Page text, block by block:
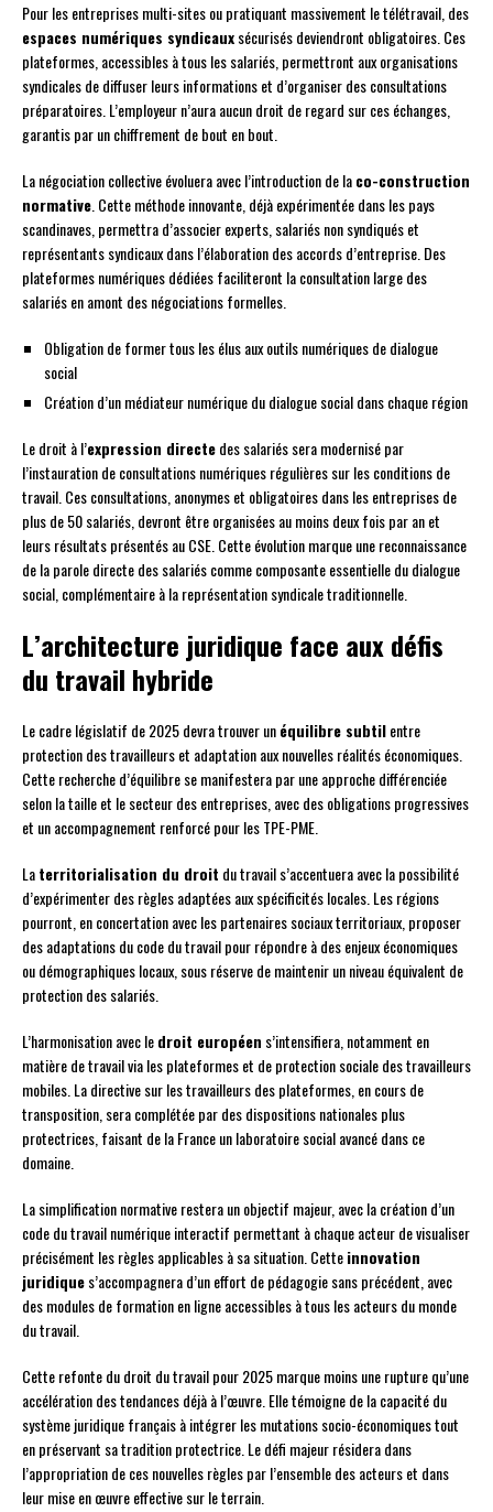
Pour les entreprises multi-sites ou pratiquant massivement le télétravail, des
espaces numériques syndicauxsécurisés deviendront obligatoires. Ces
plateformes, accessibles à tous les salariés, permettront aux organisations
syndicales de diffuser leurs informations et d’organiser des consultations
préparatoires. L’employeur n’aura aucun droit de regard sur ces échanges,
garantis par un chiffrement de bout en bout.
La négociation collective évoluera avec l’introduction de laco-construction
normative. Cette méthode innovante, déjà expérimentée dans les pays
scandinaves, permettra d’associer experts, salariés non syndiqués et
représentants syndicaux dans l’élaboration des accords d’entreprise. Des
plateformes numériques dédiées faciliteront la consultation large des
salariés en amont des négociations formelles.
Obligation de former tous les élus aux outils numériques de dialogue
social
Création d’un médiateur numérique du dialogue social dans chaque région
Le droit à l’expression directedes salariés sera modernisé par
l’instauration de consultations numériques régulières sur les conditions de
travail. Ces consultations, anonymes et obligatoires dans les entreprises de
plus de 50 salariés, devront être organisées au moins deux fois par an et
leurs résultats présentés au CSE. Cette évolution marque une reconnaissance
de la parole directe des salariés comme composante essentielle du dialogue
social, complémentaire à la représentation syndicale traditionnelle.
L’architecture juridique face aux défis
du travail hybride
Le cadre législatif de 2025 devra trouver unéquilibre subtilentre
protection des travailleurs et adaptation aux nouvelles réalités économiques.
Cette recherche d’équilibre se manifestera par une approche différenciée
selon la taille et le secteur des entreprises, avec des obligations progressives
et un accompagnement renforcé pour les TPE-PME.
Laterritorialisation du droit du travail s’accentuera avec la possibilité
d’expérimenter des règles adaptées aux spécificités locales. Les régions
pourront, en concertation avec les partenaires sociaux territoriaux, proposer
des adaptations du code du travail pour répondre à des enjeux économiques
ou démographiques locaux, sous réserve de maintenir un niveau équivalent de
protection des salariés.
L’harmonisation avec ledroit européen s’intensifiera, notamment en
matière de travail via les plateformes et de protection sociale des travailleurs
mobiles. La directive sur les travailleurs des plateformes, en cours de
transposition, sera complétée par des dispositions nationales plus
protectrices, faisant de la France un laboratoire social avancé dans ce
domaine.
La simplification normative restera un objectif majeur, avec la création d’un
code du travail numérique interactif permettant à chaque acteur de visualiser
précisément les règles applicables à sa situation. Cetteinnovation
juridiques’accompagnera d’un effort de pédagogie sans précédent, avec
des modules de formation en ligne accessibles à tous les acteurs du monde
du travail.
Cette refonte du droit du travail pour 2025 marque moins une rupture qu’une
accélération des tendances déjà à l’œuvre. Elle témoigne de la capacité du
système juridique français à intégrer les mutations socio-économiques tout
en préservant sa tradition protectrice. Le défi majeur résidera dans
l’appropriation de ces nouvelles règles par l’ensemble des acteurs et dans
leur mise en œuvre effective sur le terrain.